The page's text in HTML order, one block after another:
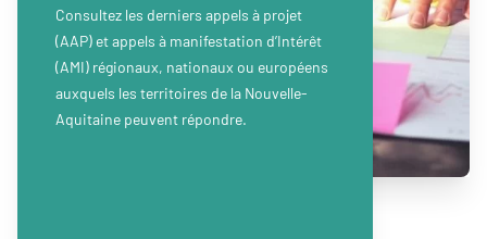
Consultez les derniers appels à projet
(AAP) et appels à manifestation d’Intérêt
(AMI) régionaux, nationaux ou européens
auxquels les territoires de la Nouvelle-
Aquitaine peuvent répondre.